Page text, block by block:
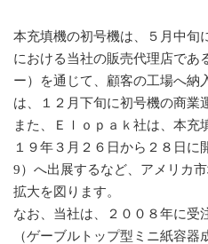
本充填機の初号機は、５月中旬
における当社の販売代理店であ
ー）を通じて、顧客の工場へ納
は、１２月下旬に初号機の商業
また、Ｅｌｏｐａｋ社は、本充
１９年３月２６日から２８日に
9）へ出展するなど、アメリカ
拡大を図ります。
なお、当社は、２００８年に受
（ゲーブルトップ型ミニ紙容